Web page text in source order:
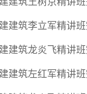
建筑李立军精讲
建筑龙炎飞精讲
建筑左红军精讲